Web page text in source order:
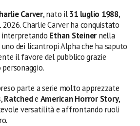
Carver, nato il31 luglio 1988,
Charlie Carver ha conquistato
Ethan Steiner nella
uno dei licantropi Alpha che ha saputo
il favore del pubblico grazie
personaggio.
parte a serie molto apprezzate
,Ratchede American Horror Story,
versatilità e affrontando ruoli